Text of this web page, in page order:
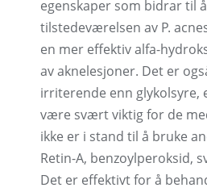
egenskaper som bidrar til
tilstedeværelsen av P.
en mer effektiv alfa-
av aknelesjoner. Det er
irriterende enn glykolsyre,
være svært viktig for de
ikke er i stand til å bruke
Retin-A, benzoylperoksid,
Det er effektivt for å